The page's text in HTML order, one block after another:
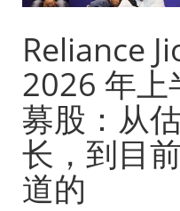
Reliance
2026 年上
募股：从
长，到目
道的